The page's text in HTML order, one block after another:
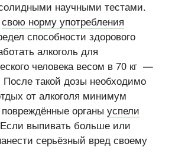
научными тестами.
свою норму употребления
способности здорового
алкоголь для
человека весом в 70 кг —
После такой дозы необходимо
от алкоголя минимум
органыуспели
выпивать больше или
серьёзный вред своему